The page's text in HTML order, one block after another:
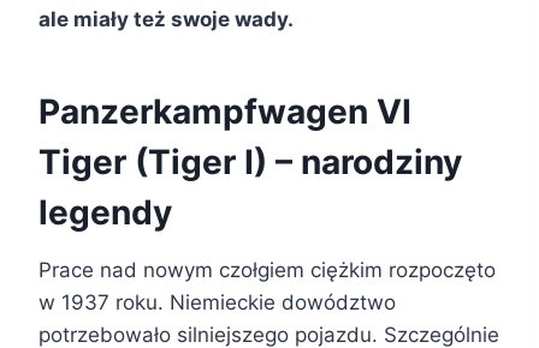
ale miały też swoje wady.
Panzerkampfwagen VI
Tiger (Tiger I) – narodziny
legendy
Prace nad nowym czołgiem ciężkim rozpoczęto
w 1937 roku. Niemieckie dowództwo
potrzebowało silniejszego pojazdu. Szczególnie